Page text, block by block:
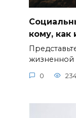
кому, как
жизненной
0